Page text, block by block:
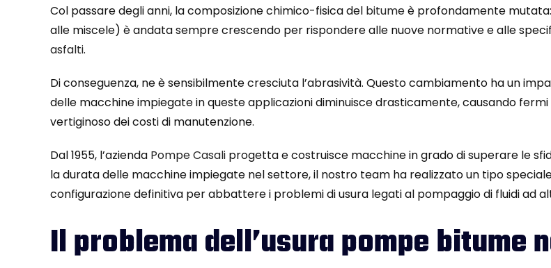
Col passare degli anni, la composizione chimico-fisica del bitumeè profondamente
alle miscele) è andata sempre crescendo per rispondere alle nuove normative e alle
asfalti.
Di conseguenza, ne è sensibilmente cresciuta l’abrasività. Questo cambiamento ha un
delle macchine impiegate in queste applicazioni diminuisce drasticamente, causando
vertiginoso dei costi di manutenzione.
Dal 1955, l’azienda Pompe Casali progetta e costruisce macchine in grado di superare le
la durata delle macchine impiegate nel settore, il nostro team ha realizzato un tipo
configurazione definitiva per abbattere i problemi di usura legati al pompaggio di fluidi ad
Il problema dell’usura pompe bitume